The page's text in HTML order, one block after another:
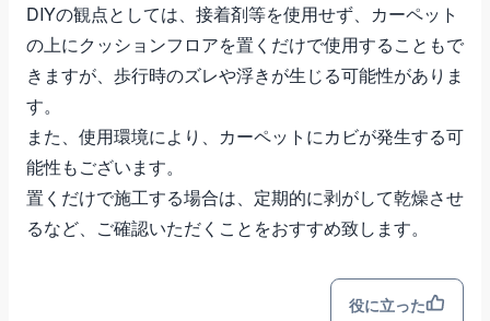
DIYの観点としては、接着剤等を使用せず、カーペット
の上にクッションフロアを置くだけで使用することもで
きますが、歩行時のズレや浮きが生じる可能性がありま
す。
また、使用環境により、カーペットにカビが発生する可
能性もございます。
置くだけで施工する場合は、定期的に剥がして乾燥させ
るなど、ご確認いただくことをおすすめ致します。
役に立った